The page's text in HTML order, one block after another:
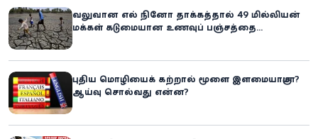
வலுவான எல் நினோ தாக்கத்தால் 49 மில்லியன்
மக்கள் கடுமையான உணவுப் பஞ்சத்தை
புதிய மொழியைக் கற்றால் மூளை இளமையாகுமா?
ஆய்வு சொல்வது என்ன?